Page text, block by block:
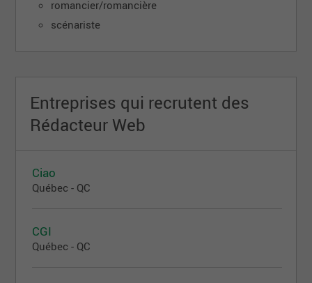
romancier/romancière
scénariste
Entreprises qui recrutent des
Rédacteur Web
Ciao
Québec - QC
CGI
Québec - QC